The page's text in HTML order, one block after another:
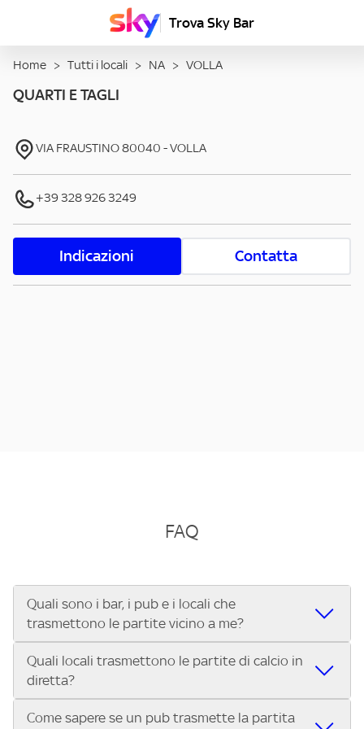
Trova Sky Bar
Home > Tutti i locali > NA > VOLLA
QUARTI E TAGLI
VIA FRAUSTINO80040 -VOLLA
+39 328 926 3249
Indicazioni Contatta
FAQ
Quali sono i bar, i pub e i locali che
trasmettono le partite vicino a me?
Se cerchi un bar, pub, ristorante o locale vicino a te per
vedere le partite di Serie A ENILIVE, la Serie C Sky Wifi, la
UEFA Champions League, la UEFA Europa League, la UEFA
Conference League, il Tennis, la Formula 1®, la MotoGP™ e
Quali locali trasmettono le partite di calcio in
diretta?
Vuoi sapere quali bar, pub o ristoranti mostrano le partite
Come sapere se un pub trasmette la partita